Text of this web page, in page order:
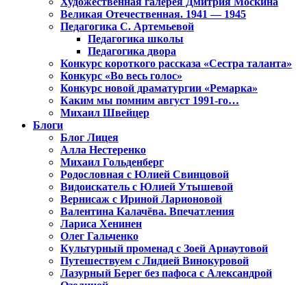
Великая Отечественная. 1941 — 1945
Педагогика С. Артемьевой
Педагогика школы
Педагогика двора
Конкурс короткого рассказа «Сестра таланта»
Конкурс «Во весь голос»
Конкурс новой драматургии «Ремарка»
Каким мы помним август 1991-го…
Михаил Швейцер
Блоги
Блог Лицея
Алла Нестеренко
Михаил Гольденберг
Родословная с Юлией Свинцовой
Видоискатель с Юлией Утышевой
Вернисаж с Ириной Ларионовой
Валентина Калачёва. Впечатления
Лариса Хенинен
Олег Гальченко
Культурный променад с Зоей Арнаутовой
Путешествуем с Лидией Винокуровой
Лазурный Берег без пафоса с Александрой